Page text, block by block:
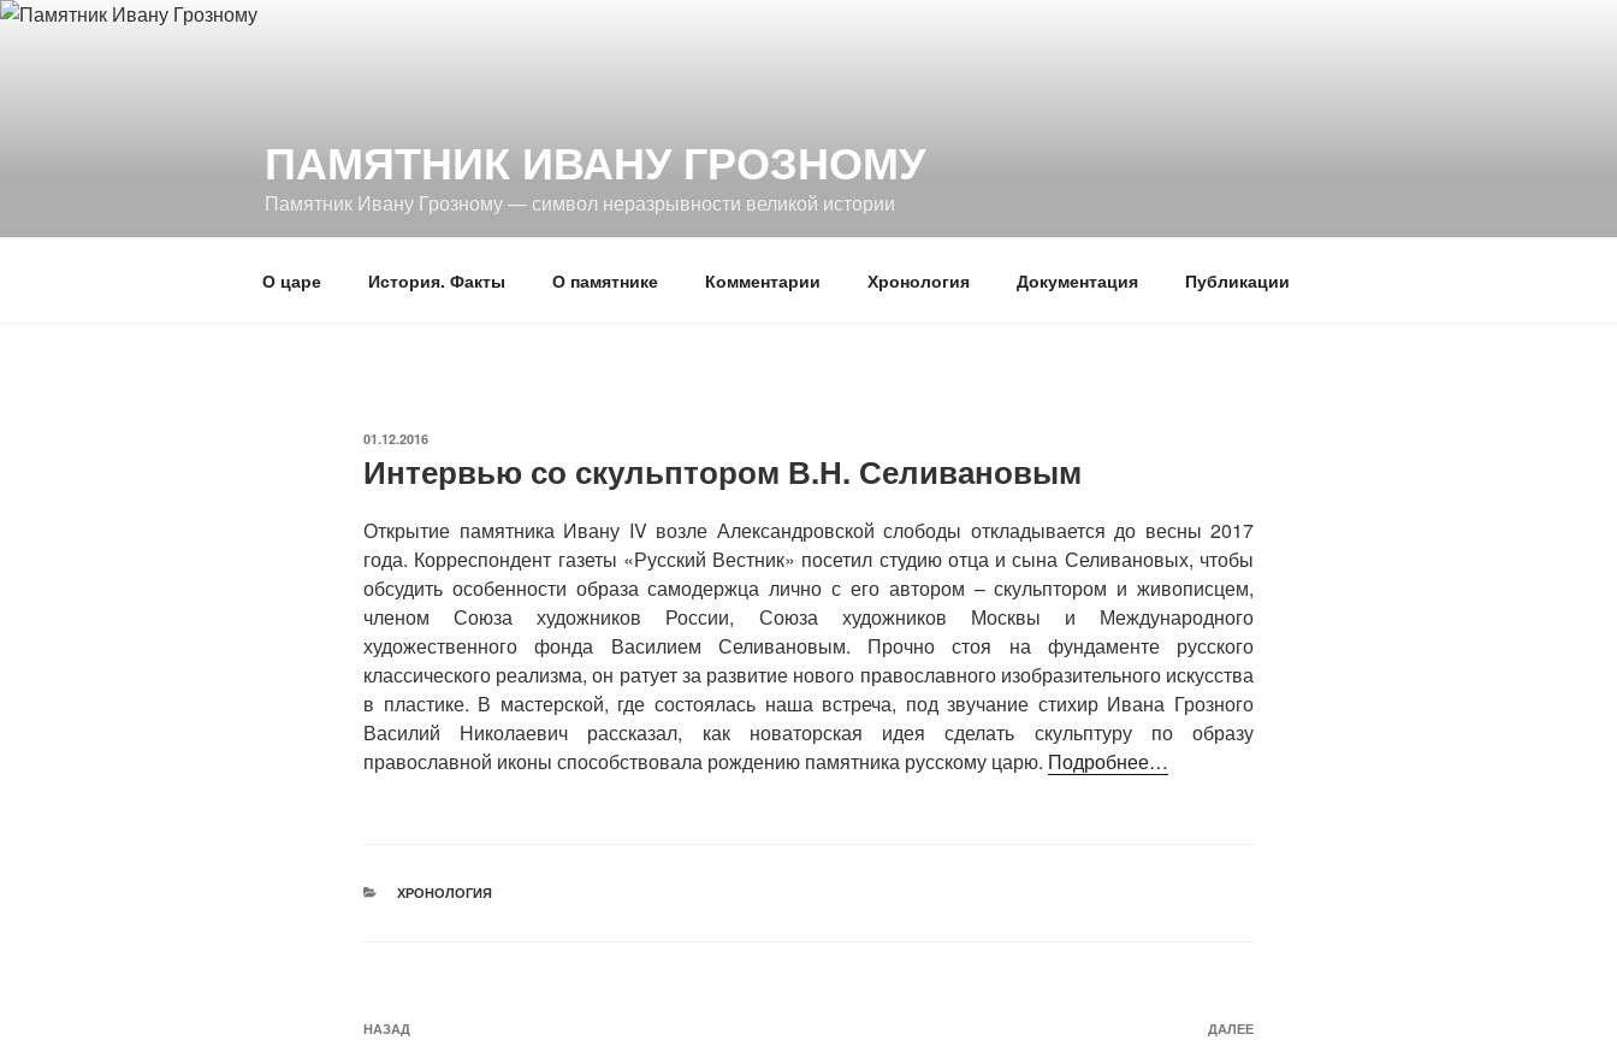
Перейти
ПАМЯТНИК ИВАНУ ГРОЗНОМУ
Памятник Ивану Грозному — символ неразрывности великой истории
О царе История. Факты О памятнике Комментарии Хронология Документация Публикации
ОПУБЛИКОВАНО
01.12.2016
Интервью со скульптором В.Н. Селивановым
Открытие памятника Ивану IV возле Александровской слободы откладывается до весны 2017
года. Корреспондент газеты «Русский Вестник» посетил студию отца и сына Селивановых, чтобы
обсудить особенности образа самодержца лично с его автором – скульптором и живописцем,
членом Союза художников России, Союза художников Москвы и Международного
художественного фонда Василием Селивановым. Прочно стоя на фундаменте русского
классического реализма, он ратует за развитие нового православного изобразительного искусства
в пластике. В мастерской, где состоялась наша встреча, под звучание стихир Ивана Грозного
Василий Николаевич рассказал, как новаторская идея сделать скульптуру по образу
православной иконы способствовала рождению памятника русскому царю. Подробнее…
РУБРИКИ
ХРОНОЛОГИЯ
Навигация
Предыдущая
НАЗАД ДАЛЕЕ